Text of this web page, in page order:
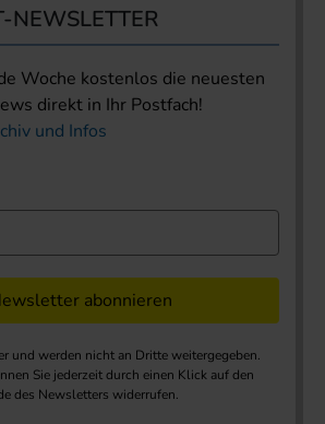
NEWSLETTER
Woche kostenlos die neuesten
direkt in Ihr Postfach!
und Infos
abonnieren
und werden nicht an Dritte weitergegeben.
Sie jederzeit durch einen Klick auf den
des Newsletters widerrufen.